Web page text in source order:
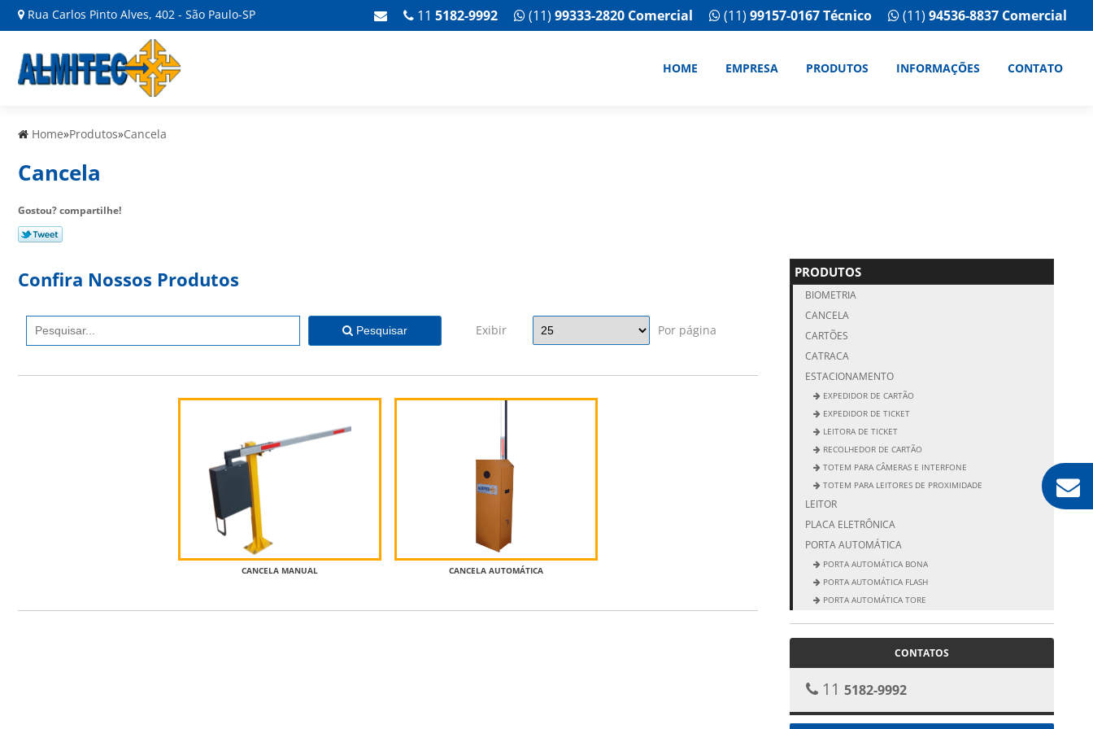
Rua Carlos Pinto Alves, 402 - São Paulo-SP (11) 94536-8837 Comercial
(11) 99157-0167 Técnico
(11) 99333-2820 Comercial
11 5182-9992
HOME EMPRESA PRODUTOS INFORMAÇÕES CONTATO
Home»Produtos»Cancela
Cancela
Gostou? compartilhe!
Confira Nossos Produtos
Pesquisar Exibir Por página
CANCELA MANUAL CANCELA AUTOMÁTICA
PRODUTOS
BIOMETRIA
CANCELA
CARTÕES
CATRACA
ESTACIONAMENTO
EXPEDIDOR DE CARTÃO
EXPEDIDOR DE TICKET
LEITORA DE TICKET
RECOLHEDOR DE CARTÃO
TOTEM PARA CÂMERAS E INTERFONE
TOTEM PARA LEITORES DE PROXIMIDADE
LEITOR
PLACA ELETRÔNICA
PORTA AUTOMÁTICA
PORTA AUTOMÁTICA BONA
PORTA AUTOMÁTICA FLASH
PORTA AUTOMÁTICA TORE
PORTA NEW CLASSIC
CONTATOS
11 5182-9992